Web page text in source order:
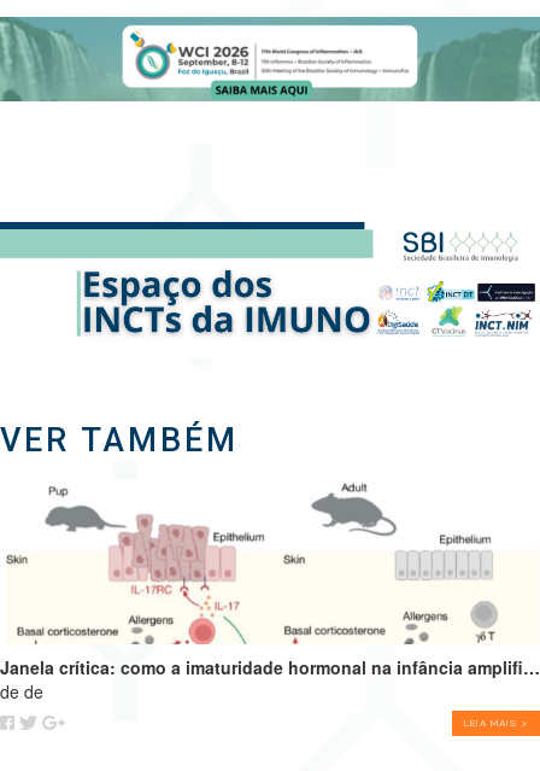
VER TAMBÉM
Janela crítica: como a imaturidade hormonal na infância amplifica alergias e programa o futuro do sistema imune
de de
LEIA MAIS >